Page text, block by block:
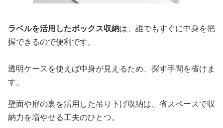
ラベルを活用したボックス収納は、誰でもすぐに中身を把
握できるので便利です。
透明ケースを使えば中身が見えるため、探す手間を省けま
す。
壁面や扉の裏を活用した吊り下げ収納は、省スペースで収
納力を増やせる工夫のひとつ。